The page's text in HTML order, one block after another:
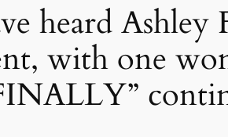
heard
with one